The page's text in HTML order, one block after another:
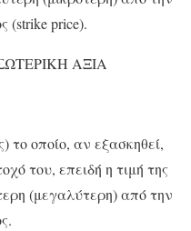
(strike price).
ΑΞΙΑ
οποίο, αν εξασκηθεί,
του, επειδή η τιμή της
(μεγαλύτερη) από την